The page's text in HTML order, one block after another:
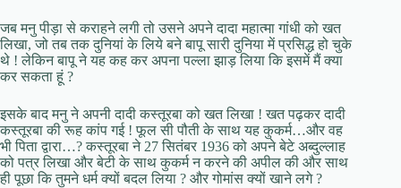
जब मनु पीड़ा से कराहने लगी तो उसने अपने दादा महात्मा गांधी को खत
लिखा, जो तब तक दुनियां के लिये बने बापू सारी दुनिया में प्रसिद्ध हो चुके
थे ! लेकिन बापू ने यह कह कर अपना पल्ला झाड़ लिया कि इसमें मैं क्या
कर सकता हूं ?
इसके बाद मनु ने अपनी दादी कस्तूरबा को खत लिखा ! खत पढ़कर दादी
कस्तूरबा की रूह कांप गई ! फूल सी पौती के साथ यह कुकर्म…और वह
भी पिता द्वारा…? कस्तूरबा ने 27 सितंबर 1936 को अपने बेटे अब्दुल्लाह
को पत्र लिखा और बेटी के साथ कुकर्म न करने की अपील की और साथ
ही पूछा कि तुमने धर्म क्यों बदल लिया ? और गोमांस क्यों खाने लगे ?